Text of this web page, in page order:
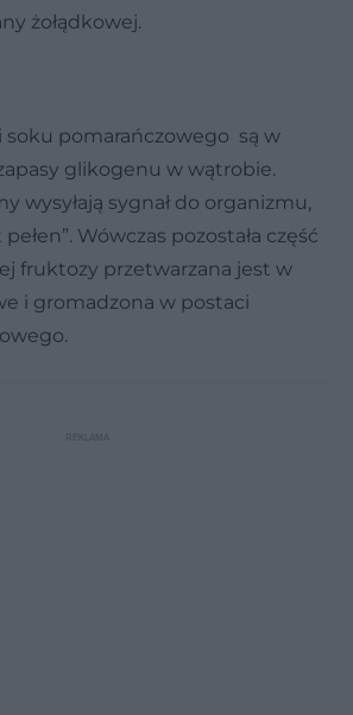
żołądkowej.
soku pomarańczowego są w
glikogenu w wątrobie.
wysyłają sygnał do organizmu,
Wówczas pozostała część
fruktozy przetwarzana jest w
i gromadzona w postaci